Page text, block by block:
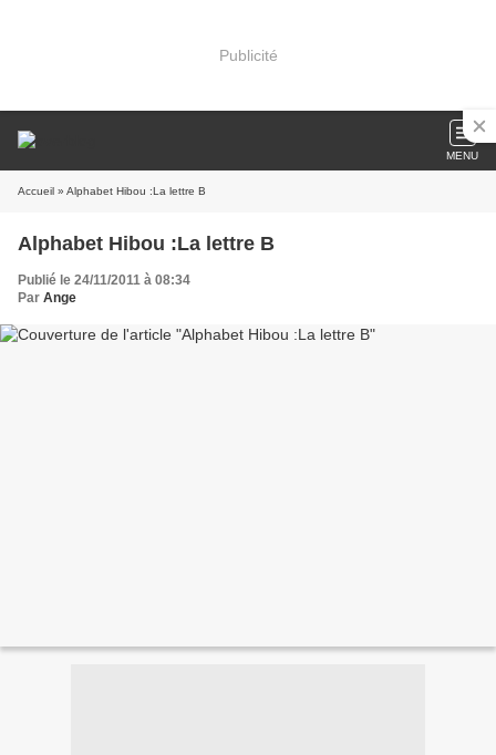
Publicité
MENU
Accueil » Alphabet Hibou :La lettre B
Alphabet Hibou :La lettre B
Publié le 24/11/2011 à 08:34
Par Ange